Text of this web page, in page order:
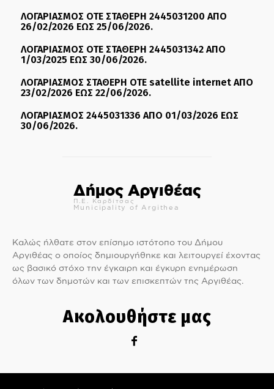
ΛΟΓΑΡΙΑΣΜΟΣ ΟΤΕ ΣΤΑΘΕΡΗ 2445031200 ΑΠΟ
26/02/2026 ΕΩΣ 25/06/2026.
ΛΟΓΑΡΙΑΣΜΟΣ ΟΤΕ ΣΤΑΘΕΡΗ 2445031342 ΑΠΟ
1/03/2025 ΕΩΣ 30/06/2026.
ΛΟΓΑΡΙΑΣΜΟΣ ΣΤΑΘΕΡΗ ΟΤΕ satellite internet ΑΠΟ
23/02/2026 ΕΩΣ 22/06/2026.
ΛΟΓΑΡΙΑΣΜΟΣ 2445031336 ΑΠΟ 01/03/2026 ΕΩΣ
30/06/2026.
Δήμος Αργιθέας
Π.Ε. Καρδίτσας
Municipality of Argithea
Καλώς ήλθατε στον επίσημο ιστότοπο του Δήμου
Αργιθέας ο οποίος δημιουργήθηκε και λειτουργεί έχοντας
ως βασικό στόχο την έγκαιρη και έγκυρη ενημέρωση
όλων των δημοτών και των επισκεπτών της Αργιθέας.
Ακολουθήστε μας